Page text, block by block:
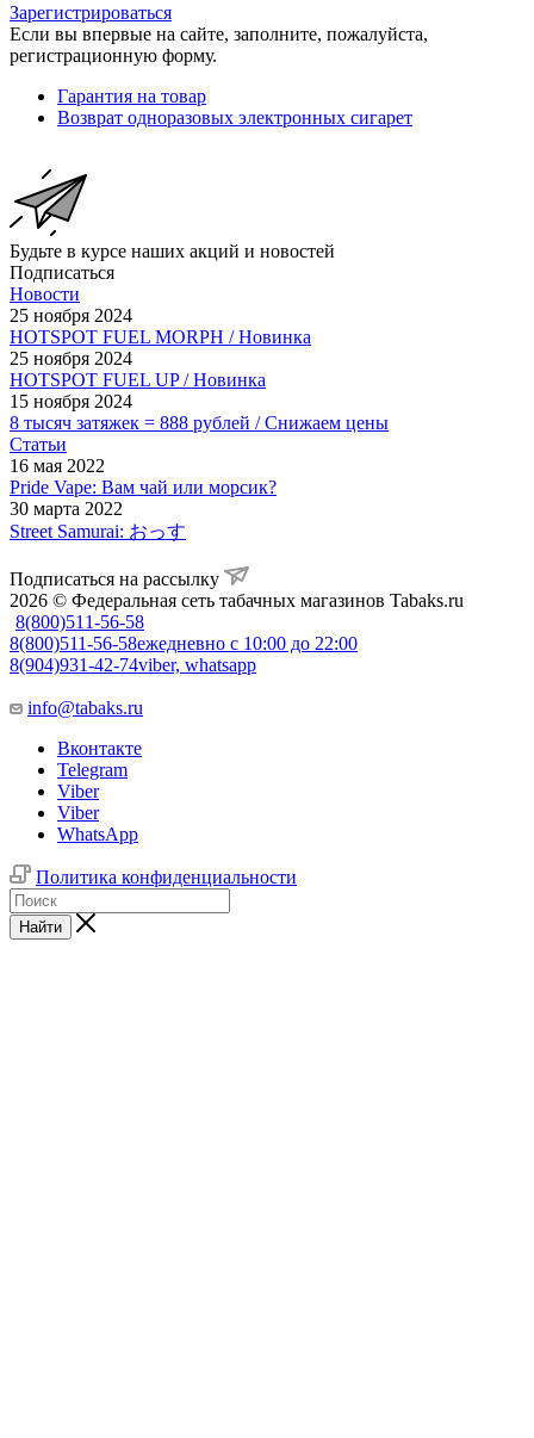
Зарегистрироваться
Если вы впервые на сайте, заполните, пожалуйста,
регистрационную форму.
Гарантия на товар
Возврат одноразовых электронных сигарет
Будьте в курсе наших акций и новостей
Подписаться
Новости
25 ноября 2024
HOTSPOT FUEL MORPH / Новинка
25 ноября 2024
HOTSPOT FUEL UP / Новинка
15 ноября 2024
8 тысяч затяжек = 888 рублей / Снижаем цены
Статьи
16 мая 2022
Pride Vape: Вам чай или морсик?
30 марта 2022
Street Samurai: おっす
Подписаться на рассылку
2026 © Федеральная сеть табачных магазинов Tabaks.ru
8(800)511-56-58
8(800)511-56-58ежедневно с 10:00 до 22:00
8(904)931-42-74viber, whatsapp
info@tabaks.ru
Вконтакте
Telegram
Viber
Viber
WhatsApp
Политика конфиденциальности
Найти